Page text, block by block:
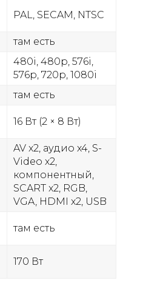
PAL, SECAM, NTSC
там есть
480i, 480p, 576i,
576p, 720p, 1080i
там есть
16 Вт (2 × 8 Вт)
AV x2, аудио x4, S-
Video x2,
компонентный,
SCART x2, RGB,
VGA, HDMI x2, USB
там есть
170 Вт